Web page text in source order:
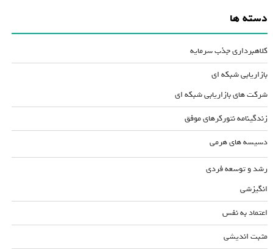
دسته ها
کلاهبرداری جذب سرمایه
بازاریابی شبکه ای
شرکت های بازاریابی شبکه ای
زندگینامه نتورکرهای موفق
دسیسه های هرمی
رشد و توسعه فردی
انگیزشی
اعتماد به نفس
مثبت اندیشی